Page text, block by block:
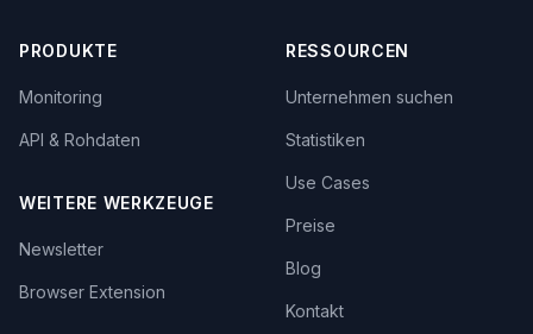
PRODUKTE
Monitoring
API & Rohdaten
WEITERE WERKZEUGE
Newsletter
Browser Extension
RESSOURCEN
Unternehmen suchen
Statistiken
Use Cases
Preise
Blog
Kontakt